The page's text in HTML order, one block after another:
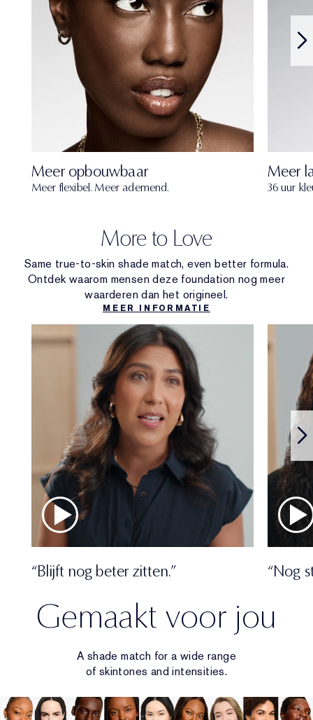
Meer opbouwbaar
Meer flexibel. Meer ademend.
Meer
36 uur
More to Love
Same true-to-skin shade match, even better formula.
Ontdek waarom mensen deze foundation nog meer
waarderen dan het origineel.
MEER INFORMATIE
“Blijft nog beter zitten.” “Nog
Gemaakt voor jou
A shade match for a wide range
of skintones and intensities.